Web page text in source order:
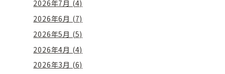
2026年7月 (4)
2026年6月 (7)
2026年5月 (5)
2026年4月 (4)
2026年3月 (6)